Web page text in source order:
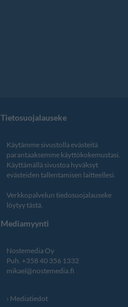
Tietosuojalauseke
Käytämme sivustolla evästeitä
parantaaksemme käyttökokemustasi.
Käyttämällä sivustoa hyväksyt
evästeiden tallentamisen laitteellesi.
Verkkopalvelun tiedosuojalauseke
löytyy tästä.
Mediamyynti
Nostemedia Oy
Puh. +358 40 356 1332
mikael@nostemedia.fi
Mediatiedot